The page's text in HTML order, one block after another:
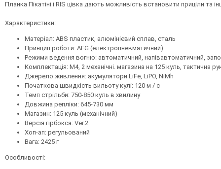
Планка Пікатіні і RIS цівка дають можливість встановити приціли та
Характеристики:
Матеріал: ABS пластик, алюмінієвий сплав, сталь
Принцип роботи: AEG (електропневматичний)
Режими ведення вогню: автоматичний, напівавтоматичний,
Комплектація: M4, 2 механічні. магазина на 125 куль, тактична
Джерело живлення: акумулятори LiFe, LiPO, NiMh
Початкова швидкість вильоту кулі: 120 м / с
Темп стрільби: 750-850 куль в хвилину
Довжина репліки: 645-730 мм
Магазин: 125 куль (механічний)
Версія гірбокса: Ver.2
Хоп-ап: регульований
Вага: 2425 г
Особливості: